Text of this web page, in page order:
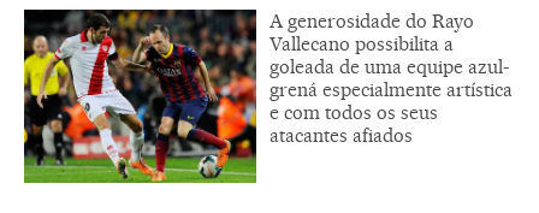
A generosidade do Rayo
Vallecano possibilita a
goleada de uma equipe azul-
grená especialmente artística
e com todos os seus
atacantes afiados